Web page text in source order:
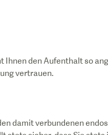
den Aufenthalt so
vertrauen.
damit verbundenen